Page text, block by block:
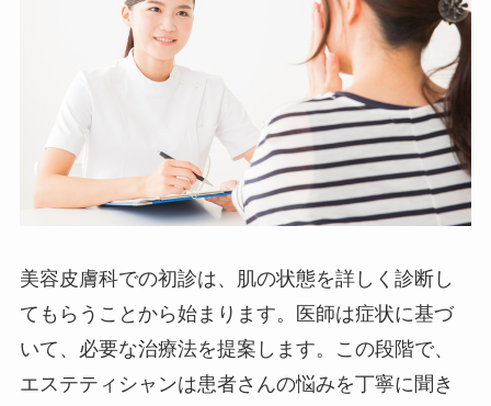
美容皮膚科での初診は、肌の状態を詳しく診断し
てもらうことから始まります。医師は症状に基づ
いて、必要な治療法を提案します。この段階で、
エステティシャンは患者さんの悩みを丁寧に聞き